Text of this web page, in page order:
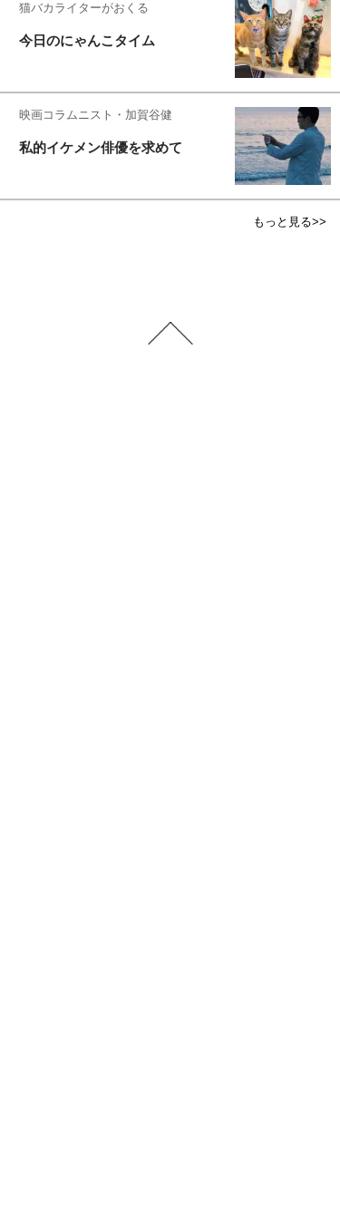
猫バカライターがおくる
今日のにゃんこタイム
映画コラムニスト・加賀谷健
私的イケメン俳優を求めて
もっと見る>>